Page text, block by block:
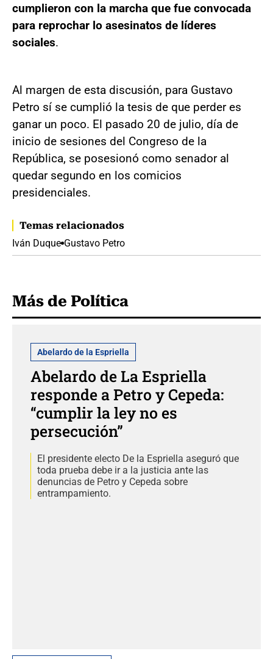
cumplieron con la marcha que fue convocada
para reprochar lo asesinatos de líderes
sociales.
Al margen de esta discusión, para Gustavo
Petro sí se cumplió la tesis de que perder es
ganar un poco. El pasado 20 de julio, día de
inicio de sesiones del Congreso de la
República, se posesionó como senador al
quedar segundo en los comicios
presidenciales.
Temas relacionados
Iván Duque Gustavo Petro
Más de Política
Abelardo de la Espriella
Abelardo de La Espriella
responde a Petro y Cepeda:
“cumplir la ley no es
persecución”
El presidente electo De la Espriella aseguró que
toda prueba debe ir a la justicia ante las
denuncias de Petro y Cepeda sobre
entrampamiento.